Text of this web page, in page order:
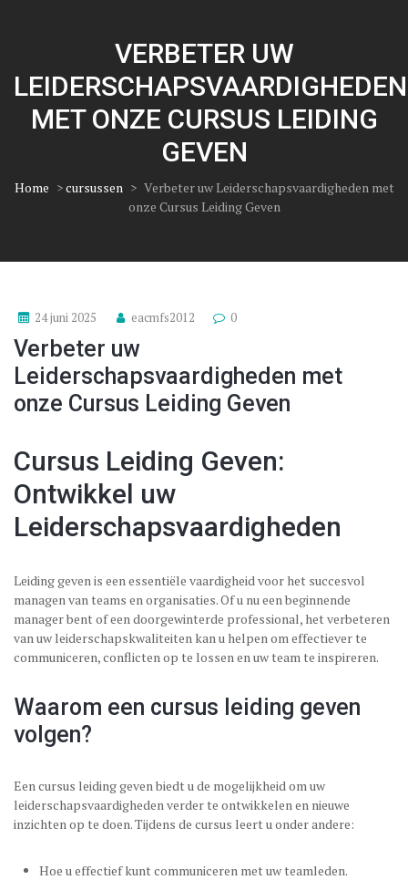
VERBETER UW
LEIDERSCHAPSVAARDIGHEDEN
MET ONZE CURSUS LEIDING
GEVEN
Home >cursussen > Verbeter uw Leiderschapsvaardigheden met
onze Cursus Leiding Geven
24 juni 2025 eacmfs2012 0
Verbeter uw
Leiderschapsvaardigheden met
onze Cursus Leiding Geven
Cursus Leiding Geven:
Ontwikkel uw
Leiderschapsvaardigheden
Leiding geven is een essentiële vaardigheid voor het succesvol
managen van teams en organisaties. Of u nu een beginnende
manager bent of een doorgewinterde professional, het verbeteren
van uw leiderschapskwaliteiten kan u helpen om effectiever te
communiceren, conflicten op te lossen en uw team te inspireren.
Waarom een cursus leiding geven
volgen?
Een cursus leiding geven biedt u de mogelijkheid om uw
leiderschapsvaardigheden verder te ontwikkelen en nieuwe
inzichten op te doen. Tijdens de cursus leert u onder andere:
Hoe u effectief kunt communiceren met uw teamleden.